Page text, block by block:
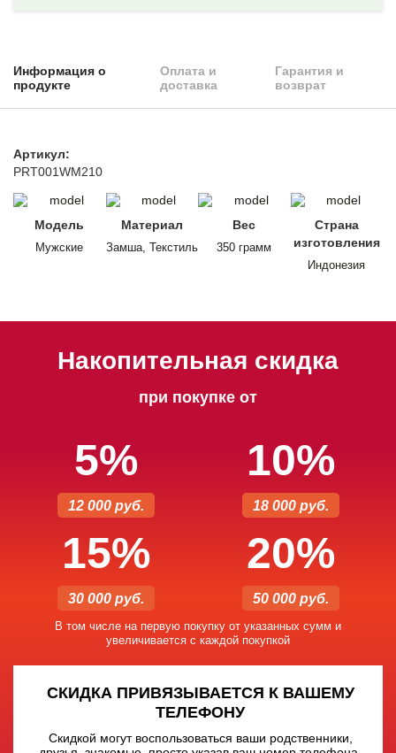
Информация о
продукте
Оплата и
доставка
Гарантия и
возврат
Артикул:
PRT001WM210
Модель
Мужские
Материал
Замша, Текстиль
Вес
350 грамм
Страна
изготовления
Индонезия
Накопительная скидка
при покупке от
5%
12 000 руб.
10%
18 000 руб.
15%
30 000 руб.
20%
50 000 руб.
В том числе на первую покупку от указанных сумм и
увеличивается с каждой покупкой
СКИДКА ПРИВЯЗЫВАЕТСЯ К ВАШЕМУ
ТЕЛЕФОНУ
Скидкой могут воспользоваться ваши родственники,